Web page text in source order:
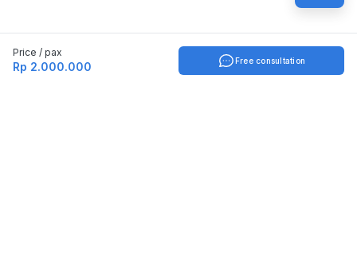
Price / pax
Rp 2.000.000 Free consultation